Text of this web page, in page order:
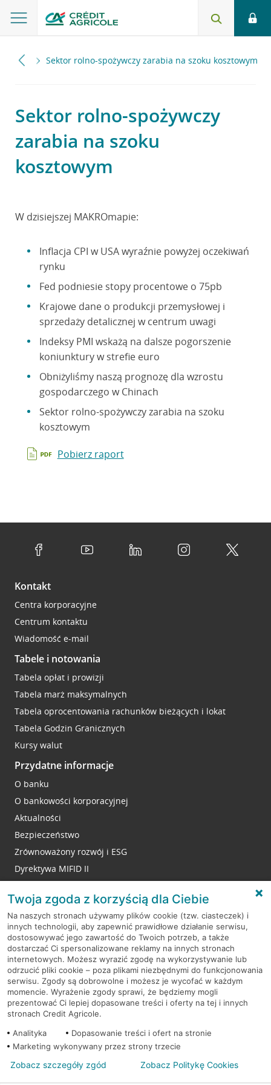
2022 Sektor rolno-spożywczy zarabia na szoku kosztowym
Sektor rolno-spożywczy
zarabia na szoku
kosztowym
W dzisiejszej MAKROmapie:
Inflacja CPI w USA wyraźnie powyżej oczekiwań
rynku
Fed podniesie stopy procentowe o 75pb
Krajowe dane o produkcji przemysłowej i
sprzedaży detalicznej w centrum uwagi
Indeksy PMI wskażą na dalsze pogorszenie
koniunktury w strefie euro
Obniżyliśmy naszą prognozę dla wzrostu
gospodarczego w Chinach
Sektor rolno-spożywczy zarabia na szoku
kosztowym
Pobierz raport
Kontakt
Centra korporacyjne
Centrum kontaktu
Wiadomość e-mail
Tabele i notowania
Tabela opłat i prowizji
Tabela marż maksymalnych
Tabela oprocentowania rachunków bieżących i lokat
Tabela Godzin Granicznych
Kursy walut
Przydatne informacje
O banku
O bankowości korporacyjnej
Aktualności
Bezpieczeństwo
Zrównoważony rozwój i ESG
Dyrektywa MIFID II
RODO
Regulamin serwisu
Mapa serwisu
PolitykaCookies
© 2026 Credit Agricole Bank Polska S.A. Wszelkie prawa zastrzeżone
Twoja zgoda z korzyścią dla Ciebie
Na naszych stronach używamy plików cookie (tzw. ciasteczek) i
innych technologii, aby zapewnić prawidłowe działanie serwisu,
dostosowywać jego zawartość do Twoich potrzeb, a także
dostarczać Ci spersonalizowane reklamy na innych stronach
internetowych. Możesz wyrazić zgodę na wykorzystywanie lub
odrzucić pliki cookie – poza plikami niezbędnymi do funkcjonowania
serwisu. Zgody są dobrowolne i możesz je wycofać w każdym
momencie. Wyrażenie zgody sprawi, że będziemy mogli
prezentować Ci lepiej dopasowane treści i oferty na tej i innych
stronach Credit Agricole.
Analityka
Dopasowanie treści i ofert na stronie
Marketing wykonywany przez strony trzecie
Zobacz szczegóły zgód Zobacz Politykę Cookies